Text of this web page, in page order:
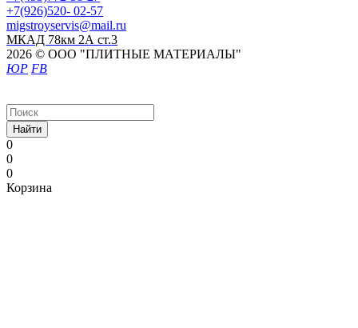
+7(926)520- 02-57
migstroyservis@mail.ru
МКАД 78км 2А ст.3
2026 © ООО "ПЛИТНЫЕ МАТЕРИАЛЫ"
ЮР FB
Найти
0
0
0
Корзина